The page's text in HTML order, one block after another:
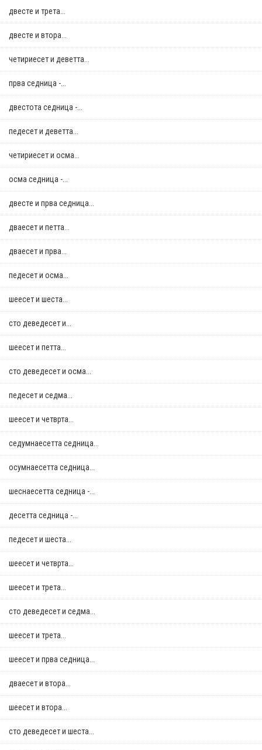
двестe и трета...
двестe и втора...
четириесет и деветта...
прва седница -...
двестота седница -...
педесет и деветта...
четириесет и осма...
осма седница -...
двестe и прва седница...
дваесет и петта...
дваесет и прва...
педесет и осма...
шеесет и шеста...
сто деведесет и...
шеесет и петта...
сто деведесет и осма...
педесет и седма...
шеесет и четврта...
седумнаесетта седница...
осумнaесетта седница...
шеснаесетта седница -...
десетта седница -...
педесет и шеста...
шеесет и четврта...
шеесет и трета...
сто деведесет и седма...
шеесет и трета...
шеесет и прва седница...
дваесет и втора...
шеесет и втора...
сто деведесет и шеста...